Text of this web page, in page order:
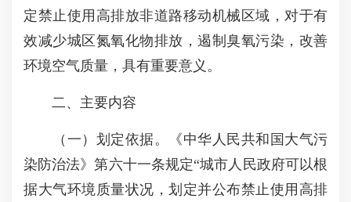
定禁止使用高排放非道路移动机械区域，对于有
效减少城区氮氧化物排放，遏制臭氧污染，改善
环境空气质量，具有重要意义。
二、主要内容
（一）划定依据。《中华人民共和国大气污
染防治法》第六十一条规定“城市人民政府可以根
据大气环境质量状况，划定并公布禁止使用高排